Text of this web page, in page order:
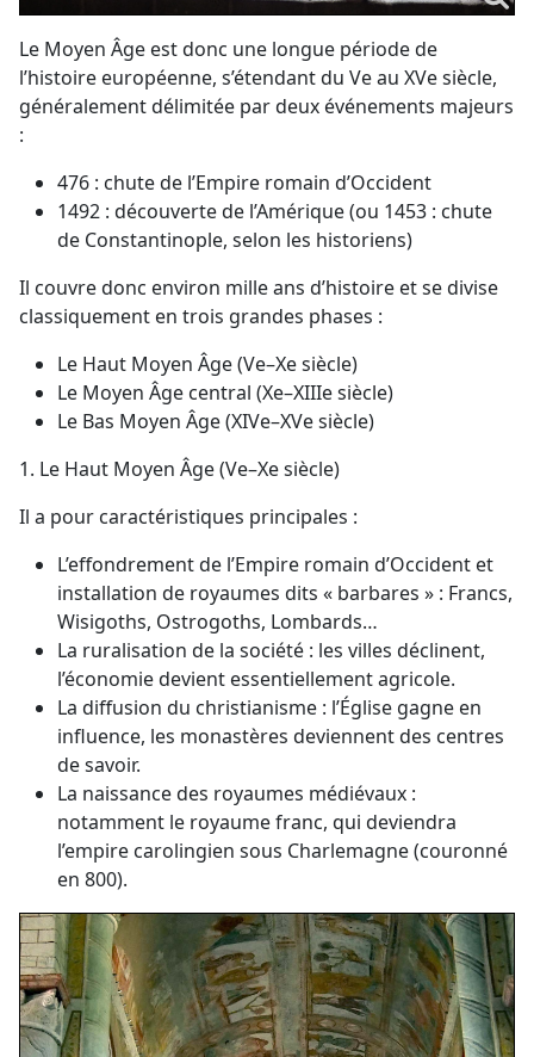
Le Moyen Âge est donc une longue période de
l’histoire européenne, s’étendant du Ve au XVe siècle,
généralement délimitée par deux événements majeurs
:
476 : chute de l’Empire romain d’Occident
1492 : découverte de l’Amérique (ou 1453 : chute
de Constantinople, selon les historiens)
Il couvre donc environ mille ans d’histoire et se divise
classiquement en trois grandes phases :
Le Haut Moyen Âge (Ve–Xe siècle)
Le Moyen Âge central (Xe–XIIIe siècle)
Le Bas Moyen Âge (XIVe–XVe siècle)
1. Le Haut Moyen Âge (Ve–Xe siècle)
Il a pour caractéristiques principales :
L’effondrement de l’Empire romain d’Occident et
installation de royaumes dits « barbares » : Francs,
Wisigoths, Ostrogoths, Lombards…
La ruralisation de la société : les villes déclinent,
l’économie devient essentiellement agricole.
La diffusion du christianisme : l’Église gagne en
influence, les monastères deviennent des centres
de savoir.
La naissance des royaumes médiévaux :
notamment le royaume franc, qui deviendra
l’empire carolingien sous Charlemagne (couronné
en 800).